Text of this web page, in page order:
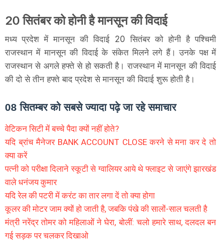
20 सितंबर को होनी है मानसून की विदाई
मध्य प्रदेश में मानसून की विदाई 20 सितंबर को होनी है पश्चिमी
राजस्थान में मानसून की विदाई के संकेत मिलने लगे हैं। उनके पक्ष में
राजस्थान से अगले हफ्ते से हो सकती है। राजस्थान में मानसून की विदाई
की दो से तीन हफ्ते बाद प्रदेश से मानसून की विदाई शुरू होती है।
08 सितम्बर को सबसे ज्यादा पढ़े जा रहे समाचार
वेटिकन सिटी में बच्चे पैदा क्यों नहीं होते?
यदि ब्रांच मैनेजर BANK ACCOUNT CLOSE करने से मना कर दे तो
क्या करें
पत्नी को परीक्षा दिलाने स्कूटी से ग्वालियर आये थे फ्लाइट से जाएंगे झारखंड
वाले धनंजय कुमार
यदि रेल की पटरी में करंट का तार लगा दें तो क्या होगा
कूलर की मोटर जाम क्यों हो जाती है, जबकि पंखे की सालों-साल चलती है
मंत्री नरेंद्र तोमर को महिलाओं ने घेरा, बोलीं: चलो हमारे साथ, दलदल बन
गई सड़क पर चलकर दिखाओ